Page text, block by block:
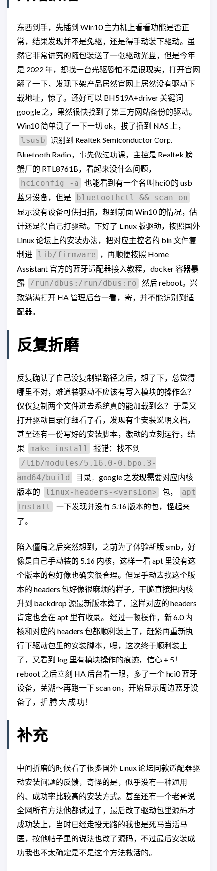
东西到手，先插到 Win10 主力机上看看功能是否正
常，结果发现并不是免驱，还是得手动装下驱动。虽
然它非常讲究的随包装送了一张驱动光盘，但是今年
是 2022 年，想找一台光驱恐怕不是很现实，打开官网
翻了一下，发现下架产品居然官网上居然没有驱动下
载地址，惊了。还好可以 BH519A+driver 关键词
google 之，果然很快找到了第三方网站备份的驱动。
Win10 简单测了一下一切 ok，拔了插到 NAS 上，
lsusb
识别到 Realtek Semiconductor Corp.
Bluetooth Radio，事先做过功课，主控是 Realtek 螃
蟹厂的 RTL8761B，看起来没什么问题，
hciconfig -a
也能看到有一个名叫 hci0 的 usb
蓝牙设备，但是
bluetoothctl && scan on
显示没有设备可供扫描，想到前面 Win10 的情况，估
计还是得自己打驱动。下好了 Linux 版驱动，按照国外
Linux 论坛上的安装办法，把对应主控名的 bin 文件复
制进
lib/firmware ，再顺便按照 Home
Assistant 官方的蓝牙适配器接入教程，docker 容器暴
露
/run/dbus:/run/dbus:ro
然后 reboot。兴
致满满打开 HA 管理后台一看，寄，并不能识别到适
配器。
反复折磨
反复确认了自己没复制错路径之后，想了下，总觉得
哪里不对，难道装驱动不应该有写入模块的操作么？
仅仅复制两个文件进去系统真的能加载到么？ 于是又
打开驱动目录仔细看了看，发现有个安装说明文档，
甚至还有一份写好的安装脚本，激动的立刻运行，结
果
make install
报错：找不到
/lib/modules/5.16.0-0.bpo.3-
amd64/build
目录，google 之发现需要对应内核
版本的
linux-headers-<version> 包，
apt
install
一下发现并没有 5.16 版本的包，怪起来
了。
陷入僵局之后突然想到，之前为了体验新版 smb，好
像是自己手动装的 5.16 内核，这样一看 apt 里没有这
个版本的包好像也确实很合理。但是手动去找这个版
本的 headers 包好像很麻烦的样子，干脆直接把内核
升到 backdrop 源最新版本算了，这样对应的 headers
肯定也会在 apt 里有收录。 经过一顿操作，新 6.0 内
核和对应的 headers 包都顺利装上了，赶紧再重新执
行下驱动包里的安装脚本，嘿，这次终于顺利装上
了，又看到 log 里有模块操作的痕迹，信心 + 5！
reboot 之后立刻 HA 后台看一眼，多了一个 hci0 蓝牙
设备，芜湖～再跑一下 scan on，开始显示周边蓝牙设
备了，折 腾 大 成 功！
补充
中间折磨的时候看了很多国外 Linux 论坛同款适配器驱
动安装问题的反馈，奇怪的是，似乎没有一种通用
的、成功率比较高的安装方式。甚至还有一个老哥说
全网所有方法他都试过了，最后改了驱动包里源码才
成功装上，当时已经走投无路的我也是死马当活马
医，按他帖子里的说法也改了源码，不过最后安装成
功我也不太确定是不是这个方法救活的。